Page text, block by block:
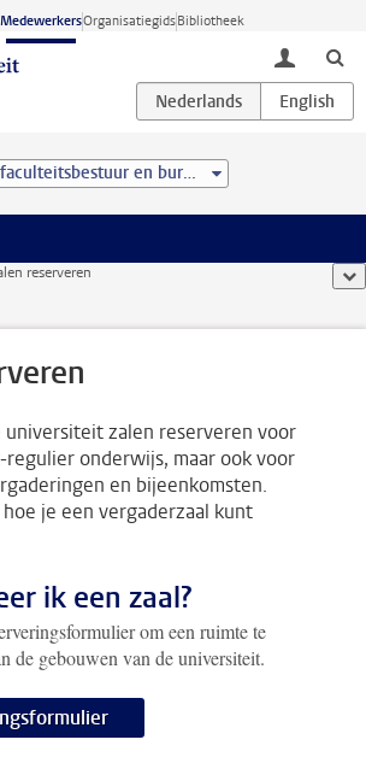
MedewerkersOrganisatiegidsBibliotheek
toggle
FSW faculteitsbestuur en bureau
reserveren
universiteit zalen reserveren voor
onderwijs, maar ook voor
en bijeenkomsten.
je een vergaderzaal kunt
ik een zaal?
om een ruimte te
de gebouwen van de universiteit.